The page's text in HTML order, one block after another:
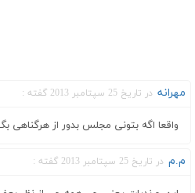
مهرانه در تاریخ 25 سپتامبر 2013 گفته :
واقعا اگه بتونی مجلس بدور از
م.م در تاریخ 25 سپتامبر 2013 گفته :